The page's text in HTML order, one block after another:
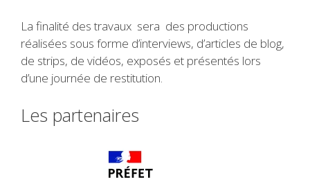
La finalité des travaux sera des productions
réalisées sous forme d’interviews, d’articles de blog,
de strips, de vidéos, exposés et présentés lors
d’une journée de restitution.
Les partenaires